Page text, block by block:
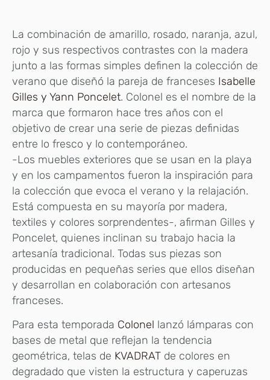
La combinación de amarillo, rosado, naranja, azul,
rojo y sus respectivos contrastes con la madera
junto a las formas simples definen la colección de
verano que diseñó la pareja de franceses Isabelle
Gilles y Yann Poncelet. Colonel es el nombre de la
marca que formaron hace tres años con el
objetivo de crear una serie de piezas definidas
entre lo fresco y lo contemporáneo.
-Los muebles exteriores que se usan en la playa
y en los campamentos fueron la inspiración para
la colección que evoca el verano y la relajación.
Está compuesta en su mayoría por madera,
textiles y colores sorprendentes-, afirman Gilles y
Poncelet, quienes inclinan su trabajo hacia la
artesanía tradicional. Todas sus piezas son
producidas en pequeñas series que ellos diseñan
y desarrollan en colaboración con artesanos
franceses.
Para esta temporada Colonel lanzó lámparas con
bases de metal que reflejan la tendencia
geométrica, telas de KVADRAT de colores en
degradado que visten la estructura y caperuzas